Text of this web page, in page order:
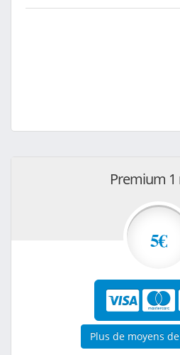
Premium 1
5€
Plus de moyens